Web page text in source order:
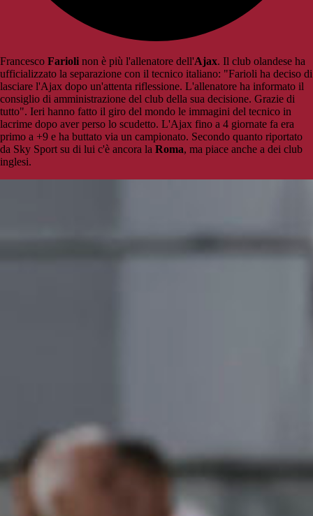
Francesco Farioli non è più l'allenatore dell'Ajax. Il club olandese ha
ufficializzato la separazione con il tecnico italiano: "Farioli ha deciso di
lasciare l'Ajax dopo un'attenta riflessione. L'allenatore ha informato il
consiglio di amministrazione del club della sua decisione. Grazie di
tutto". Ieri hanno fatto il giro del mondo le immagini del tecnico in
lacrime dopo aver perso lo scudetto. L'Ajax fino a 4 giornate fa era
primo a +9 e ha buttato via un campionato. Secondo quanto riportato
da Sky Sport su di lui c'è ancora la Roma, ma piace anche a dei club
inglesi.